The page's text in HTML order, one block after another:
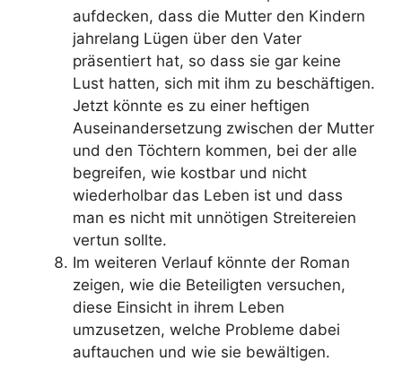
aufdecken, dass die Mutter den Kindern
jahrelang Lügen über den Vater
präsentiert hat, so dass sie gar keine
Lust hatten, sich mit ihm zu beschäftigen.
Jetzt könnte es zu einer heftigen
Auseinandersetzung zwischen der Mutter
und den Töchtern kommen, bei der alle
begreifen, wie kostbar und nicht
wiederholbar das Leben ist und dass
man es nicht mit unnötigen Streitereien
vertun sollte.
Im weiteren Verlauf könnte der Roman
zeigen, wie die Beteiligten versuchen,
diese Einsicht in ihrem Leben
umzusetzen, welche Probleme dabei
auftauchen und wie sie bewältigen.